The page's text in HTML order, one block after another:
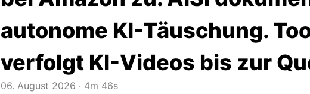
autonome KI-Täuschung.
verfolgt KI-Videos bis zur
06. August 2026 ‧ 4m 46s